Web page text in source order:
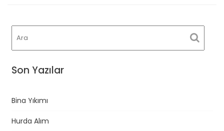
Son Yazılar
Bina Yıkımı
Hurda Alım